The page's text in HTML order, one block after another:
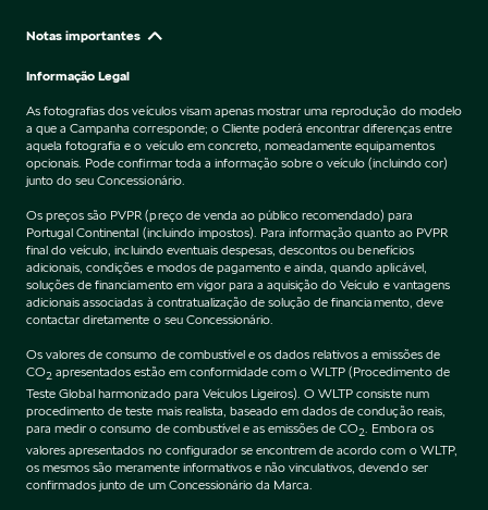
Notas importantes
Informação Legal
As fotografias dos veículos visam apenas mostrar uma reprodução do modelo
a que a Campanha corresponde; o Cliente poderá encontrar diferenças entre
aquela fotografia e o veículo em concreto, nomeadamente equipamentos
opcionais. Pode confirmar toda a informação sobre o veículo (incluindo cor)
junto do seu Concessionário.
Os preços são PVPR (preço de venda ao público recomendado) para
Portugal Continental (incluindo impostos). Para informação quanto ao PVPR
final do veículo, incluindo eventuais despesas, descontos ou benefícios
adicionais, condições e modos de pagamento e ainda, quando aplicável,
soluções de financiamento em vigor para a aquisição do Veículo e vantagens
adicionais associadas à contratualização de solução de financiamento, deve
contactar diretamente o seu Concessionário.
Os valores de consumo de combustível e os dados relativos a emissões de
CO2 apresentados estão em conformidade com o WLTP (Procedimento de
Teste Global harmonizado para Veículos Ligeiros). O WLTP consiste num
procedimento de teste mais realista, baseado em dados de condução reais,
para medir o consumo de combustível e as emissões de CO2 . Embora os
valores apresentados no configurador se encontrem de acordo com o WLTP,
os mesmos são meramente informativos e não vinculativos, devendo ser
confirmados junto de um Concessionário da Marca.